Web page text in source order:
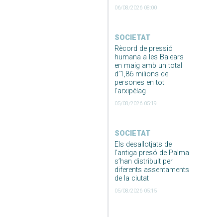
06/08/2026 08:00
SOCIETAT
Rècord de pressió
humana a les Balears
en maig amb un total
d’1,86 milions de
persones en tot
l’arxipèlag
05/08/2026 05:19
SOCIETAT
Els desallotjats de
l’antiga presó de Palma
s’han distribuit per
diferents assentaments
de la ciutat
05/08/2026 05:15